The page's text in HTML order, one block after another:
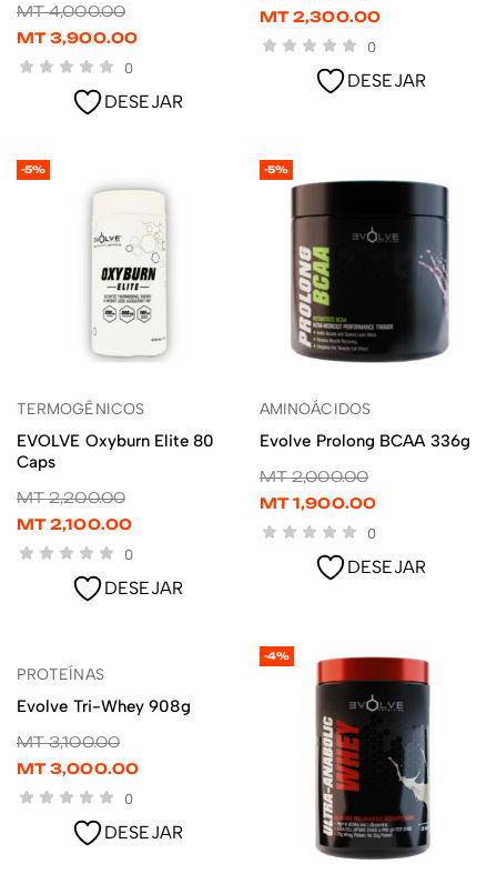
MT4,000.00
MT3,900.00
0
DESEJAR
MT2,300.00
0
DESEJAR
-5%
ADICIONAR
TERMOGÊNICOS
EVOLVE Oxyburn Elite 80
Caps
MT2,200.00
MT2,100.00
0
DESEJAR
-5%
LER MAIS
AMINOÁCIDOS
Evolve Prolong BCAA 336g
MT2,000.00
MT1,900.00
0
DESEJAR
ADICIONAR
PROTEÍNAS
Evolve Tri-Whey 908g
MT3,100.00
MT3,000.00
0
DESEJAR
-4%